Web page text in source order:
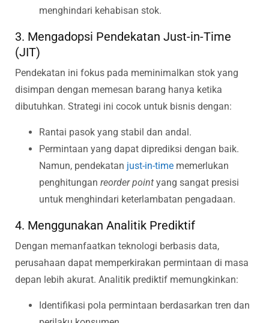
menghindari kehabisan stok.
3. Mengadopsi Pendekatan Just-in-Time
(JIT)
Pendekatan ini fokus pada meminimalkan stok yang
disimpan dengan memesan barang hanya ketika
dibutuhkan. Strategi ini cocok untuk bisnis dengan:
Rantai pasok yang stabil dan andal.
Permintaan yang dapat diprediksi dengan baik.
Namun, pendekatan just-in-time memerlukan
penghitungan reorder point yang sangat presisi
untuk menghindari keterlambatan pengadaan.
4. Menggunakan Analitik Prediktif
Dengan memanfaatkan teknologi berbasis data,
perusahaan dapat memperkirakan permintaan di masa
depan lebih akurat. Analitik prediktif memungkinkan:
Identifikasi pola permintaan berdasarkan tren dan